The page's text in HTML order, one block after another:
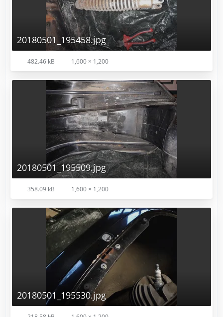
20180501_195458.jpg
482.46 kB 1,600 × 1,200
20180501_195509.jpg
358.09 kB 1,600 × 1,200
20180501_195530.jpg